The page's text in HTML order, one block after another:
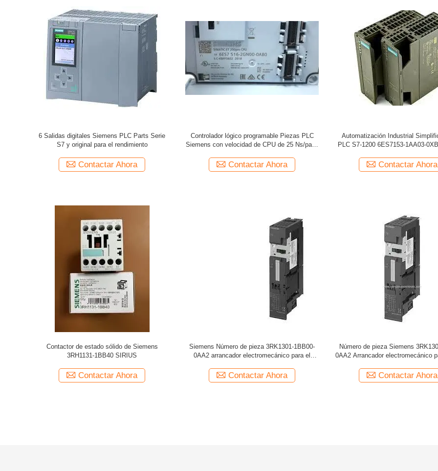
6 Salidas digitales Siemens PLC Parts Serie
S7 y original para el rendimiento
Contactar Ahora
Controlador lógico programable Piezas PLC
Siemens con velocidad de CPU de 25 Ns/paso
Contactar Ahora
Automatización Industrial
PLC S7-1200 6ES7153-1AA03-
Contactar Ahora
Contactor de estado sólido de Siemens
3RH1131-1BB40 SIRIUS
Contactar Ahora
Siemens Número de pieza 3RK1301-1BB00-
0AA2 arrancador electromecánico para el
Contactar Ahora
Número de pieza Siemens
0AA2 Arrancador electromecánico
Contactar Ahora